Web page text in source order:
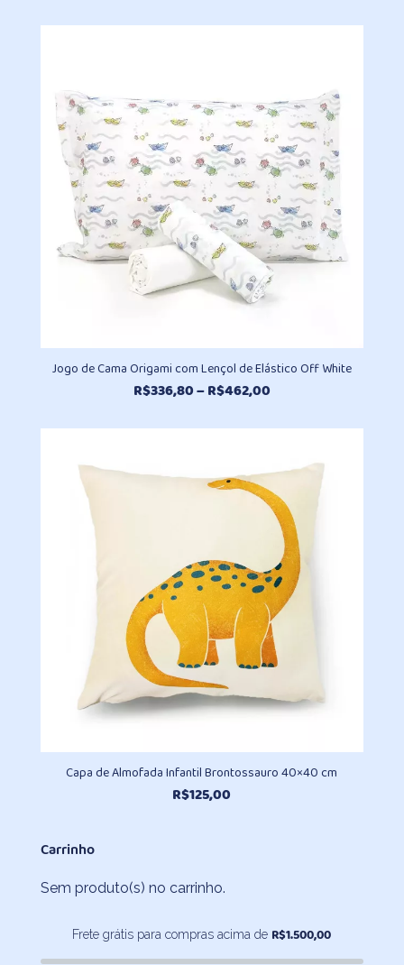
preço:
Jogo de Cama Origami com Lençol de Elástico Off White
R$336,80–R$462,00Faixa
preço:
através
R$462,00
Capa de Almofada Infantil Brontossauro 40×40 cm
R$125,00
Carrinho
Sem produto(s) no carrinho.
Frete grátis para compras acima de R$1.500,00